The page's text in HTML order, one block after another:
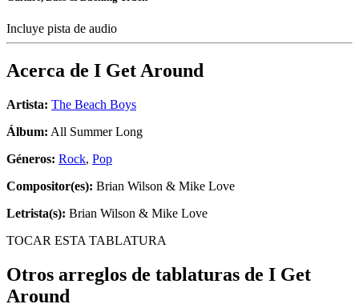
Incluye pista de audio
Acerca de I Get Around
Artista: The Beach Boys
Álbum: All Summer Long
Géneros: Rock, Pop
Compositor(es): Brian Wilson & Mike Love
Letrista(s): Brian Wilson & Mike Love
TOCAR ESTA TABLATURA
Otros arreglos de tablaturas de I Get
Around